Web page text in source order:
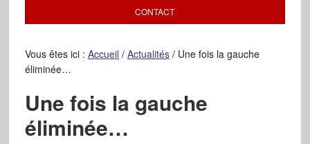
CONTACT
Vous êtes ici : Accueil / Actualités /Une fois la gauche
éliminée…
Une fois la gauche
éliminée…